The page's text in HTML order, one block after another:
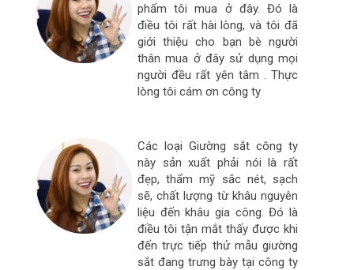
phẩm tôi mua ở đây. Đó là
điều tôi rất hài lòng, và tôi đã
giới thiệu cho bạn bè người
thân mua ở đây sử dụng mọi
người đều rất yên tâm . Thực
lòng tôi cám ơn công ty
Các loại Giường sắt công ty
này sản xuất phải nói là rất
đẹp, thẩm mỹ sắc nét, sạch
sẽ, chất lượng từ khâu nguyên
liệu đến khâu gia công. Đó là
điều tôi tận mắt thấy được khi
đến trực tiếp thử mẫu giường
sắt đang trưng bày tại công ty